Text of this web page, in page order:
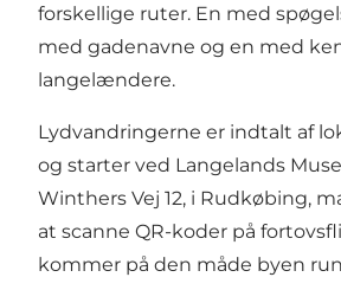
forskellige ruter. En med
med gadenavne og en med
langelændere.
Lydvandringerne er indtalt af
og starter ved Langelands
Winthers Vej 12, i Rudkøbing,
at scanne QR-koder på
kommer på den måde byen